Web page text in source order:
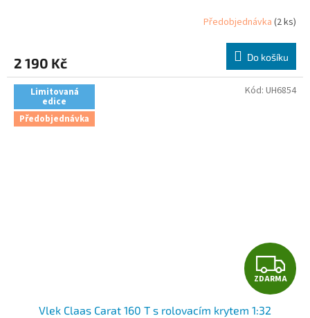
R
M
A
Předobjednávka (2 ks)
2 190 Kč Do košíku
Limitovaná
edice
Předobjednávka
Z
D
ZDARMA
Vlek Claas Carat 160 T s rolovacím krytem 1:32
Kód: UH6854